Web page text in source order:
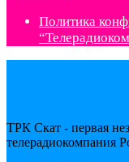
Политика
ТРК Скат - первая
телерадиокомпания